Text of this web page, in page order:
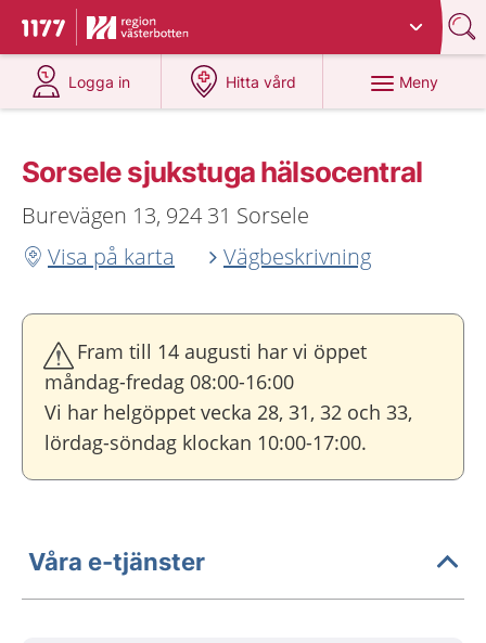
Till startsidan för 1177
Du har valt region
Logga in
på 1177.se
Hitta vård
på 1177.se
Meny
Sorsele sjukstuga hälsocentral
Burevägen 13, 924 31 Sorsele
Visa på karta
Vägbeskrivning
Fram till 14 augusti har vi öppet
måndag-fredag 08:00-16:00
Vi har helgöppet vecka 28, 31, 32 och 33,
lördag-söndag klockan 10:00-17:00.
Våra e-tjänster